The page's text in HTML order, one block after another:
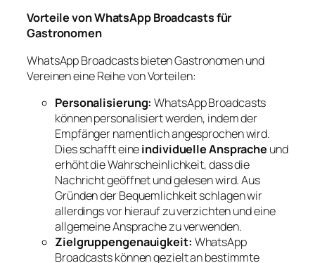
Vorteile von WhatsApp Broadcasts für
Gastronomen
WhatsApp Broadcasts bieten Gastronomen und
Vereinen eine Reihe von Vorteilen:
Personalisierung: WhatsApp Broadcasts
können personalisiert werden, indem der
Empfänger namentlich angesprochen wird.
Dies schafft eineindividuelle Ansprache und
erhöht die Wahrscheinlichkeit, dass die
Nachricht geöffnet und gelesen wird. Aus
Gründen der Bequemlichkeit schlagen wir
allerdings vor hierauf zu verzichten und eine
allgemeine Ansprache zu verwenden.
Zielgruppengenauigkeit: WhatsApp
Broadcasts können gezielt an bestimmte